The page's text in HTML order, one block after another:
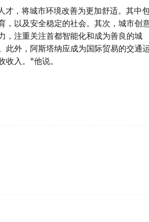
，将城市环境改善为更加舒适。其中
，以及安全稳定的社会。其次，城市创
，注重关注首都智能化和成为善良的城
此外，阿斯塔纳应成为国际贸易的交通
收入。"他说。